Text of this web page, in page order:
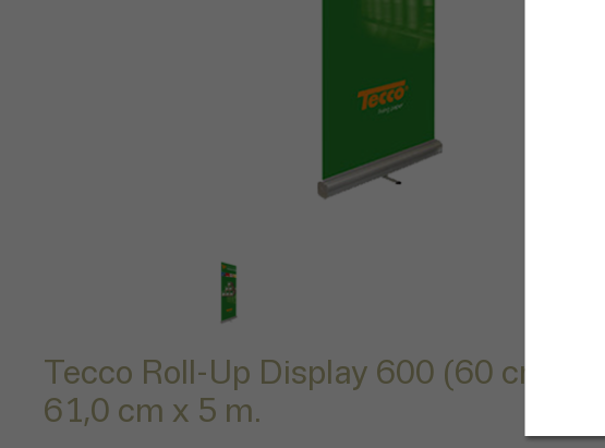
Tecco Roll-Up Display 600 (60 cm) a
61,0 cm x 5 m.